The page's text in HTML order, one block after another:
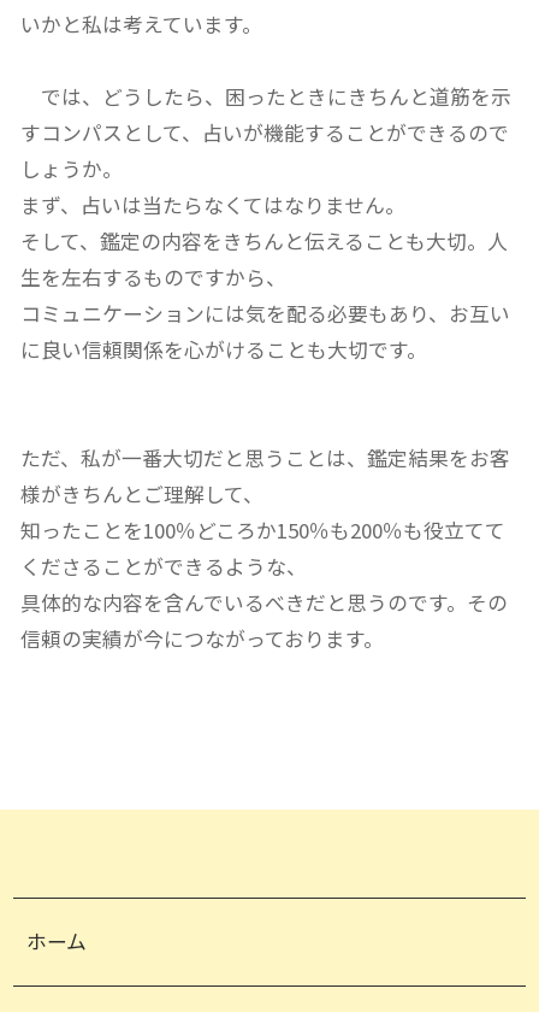
いかと私は考えています。
では、どうしたら、困ったときにきちんと道筋を示
すコンパスとして、占いが機能することができるので
しょうか。
まず、占いは当たらなくてはなりません。
そして、鑑定の内容をきちんと伝えることも大切。人
生を左右するものですから、
コミュニケーションには気を配る必要もあり、お互い
に良い信頼関係を心がけることも大切です。
ただ、私が一番大切だと思うことは、鑑定結果をお客
様がきちんとご理解して、
知ったことを100％どころか150％も200％も役立てて
くださることができるような、
具体的な内容を含んでいるべきだと思うのです。その
信頼の実績が今につながっております。
ホーム